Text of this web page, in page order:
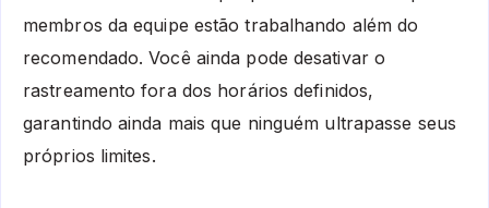
membros da equipe estão trabalhando além do
recomendado. Você ainda pode desativar o
rastreamento fora dos horários definidos,
garantindo ainda mais que ninguém ultrapasse seus
próprios limites.